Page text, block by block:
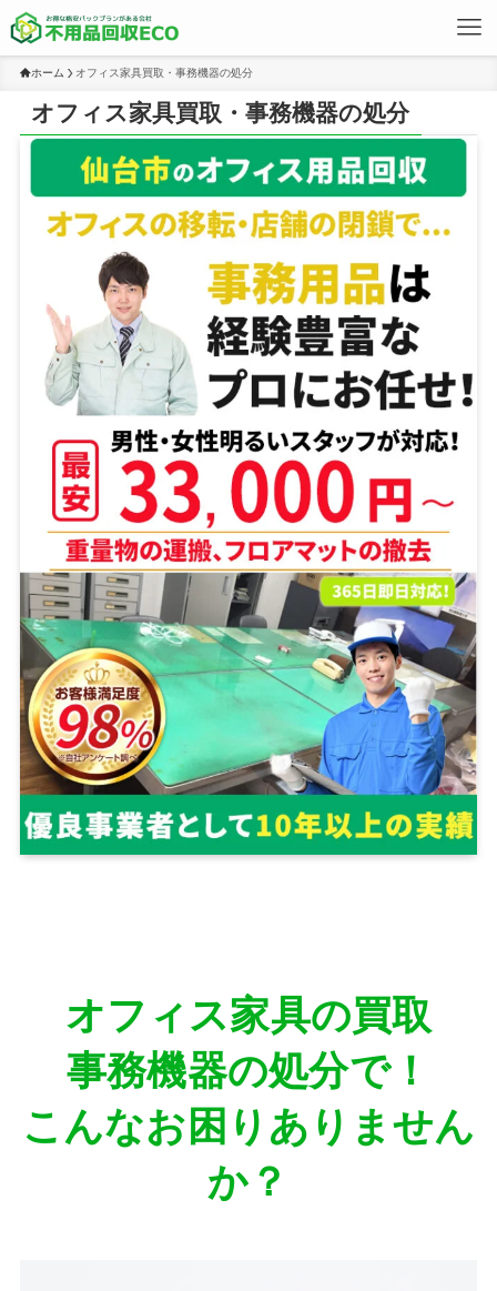
ホーム オフィス家具買取・事務機器の処分
オフィス家具買取・事務機器の処分
オフィス家具の買取
事務機器の処分で！
こんなお困りありません
か？